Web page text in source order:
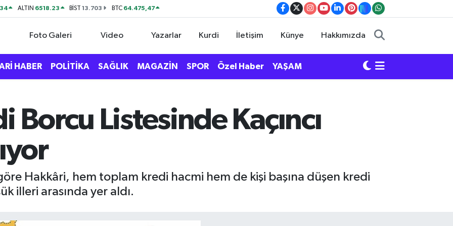
ALTIN 6518.23 BİST13.703 BTC 64.475,47
Foto Galeri Video Yazarlar Kurdi İletişim Künye Hakkımızda
HABER POLİTİKA SAĞLIK MAGAZİN SPOR Özel Haber YAŞAM
Borcu Listesinde Kaçıncı
Hakkâri, hem toplam kredi hacmi hem de kişi başına düşen kredi
illeri arasında yer aldı.